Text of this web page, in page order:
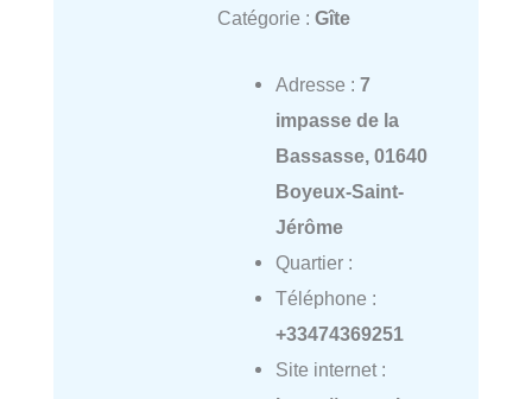
Catégorie : Gîte
Adresse : 7
impasse de la
Bassasse, 01640
Boyeux-Saint-
Jérôme
Quartier :
Téléphone :
+33474369251
Site internet :